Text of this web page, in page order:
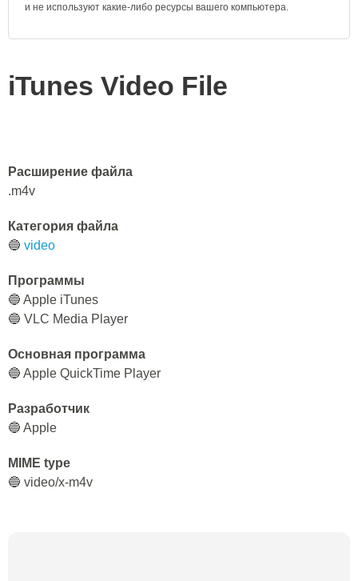
и не используют какие-либо ресурсы вашего компьютера.
iTunes Video File
Расширение файла
.m4v
Категория файла
🔵 video
Программы
🔵 Apple iTunes
🔵 VLC Media Player
Основная программа
🔵 Apple QuickTime Player
Разработчик
🔵 Apple
MIME type
🔵 video/x-m4v